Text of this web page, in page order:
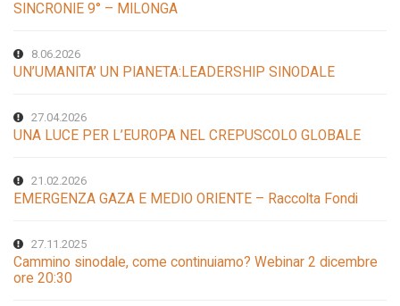
SINCRONIE 9° – MILONGA
8.06.2026
UN’UMANITA’ UN PIANETA:LEADERSHIP SINODALE
27.04.2026
UNA LUCE PER L’EUROPA NEL CREPUSCOLO GLOBALE
21.02.2026
EMERGENZA GAZA E MEDIO ORIENTE – Raccolta Fondi
27.11.2025
Cammino sinodale, come continuiamo? Webinar 2 dicembre
ore 20:30